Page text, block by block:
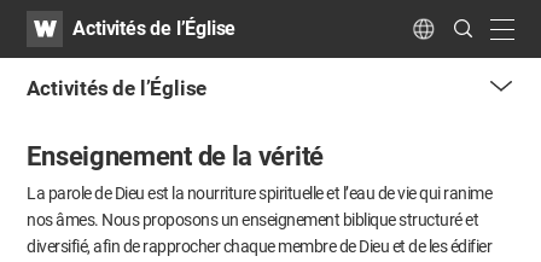
WATVActivités de l’Église Language
Search
Submit
Activités de l’Église
Enseignement de la vérité
La parole de Dieu est la nourriture spirituelle et l’eau de vie qui ranime
nos âmes. Nous proposons un enseignement biblique structuré et
diversifié,afin de rapprocher chaque membre de Dieu et de les édifier